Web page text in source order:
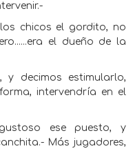
chicos el gordito, no
el dueño de la
y decimos estimularlo,
intervendría en el
ese puesto, y
Más jugadores,